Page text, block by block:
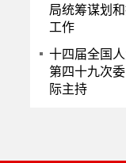
局统筹谋划
工作
十四届全国
第四十九次
际主持